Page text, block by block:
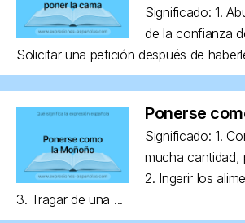
Significado: 1.
de la confianza
Solicitar una petición después de
Ponerse
Significado: 1.
mucha cantidad,
2. Ingerir los
3. Tragar de una ...